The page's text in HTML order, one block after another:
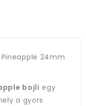
24mm
bojli egy
a gyors